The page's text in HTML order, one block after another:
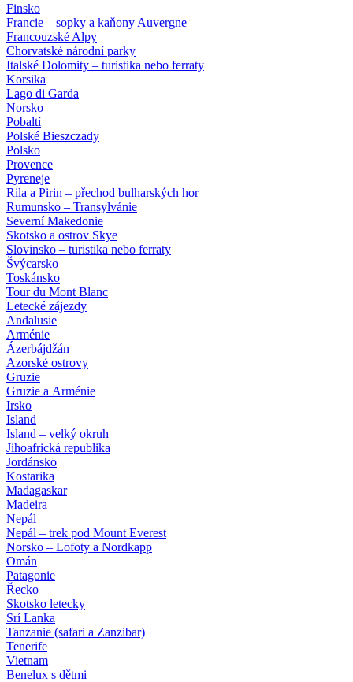
Finsko
Francie – sopky a kaňony Auvergne
Francouzské Alpy
Chorvatské národní parky
Italské Dolomity – turistika nebo ferraty
Korsika
Lago di Garda
Norsko
Pobaltí
Polské Bieszczady
Polsko
Provence
Pyreneje
Rila a Pirin – přechod bulharských hor
Rumunsko – Transylvánie
Severní Makedonie
Skotsko a ostrov Skye
Slovinsko – turistika nebo ferraty
Švýcarsko
Toskánsko
Tour du Mont Blanc
Letecké zájezdy
Andalusie
Arménie
Ázerbájdžán
Azorské ostrovy
Gruzie
Gruzie a Arménie
Irsko
Island
Island – velký okruh
Jihoafrická republika
Jordánsko
Kostarika
Madagaskar
Madeira
Nepál
Nepál – trek pod Mount Everest
Norsko – Lofoty a Nordkapp
Omán
Patagonie
Řecko
Skotsko letecky
Srí Lanka
Tanzanie (safari a Zanzibar)
Tenerife
Vietnam
Benelux s dětmi